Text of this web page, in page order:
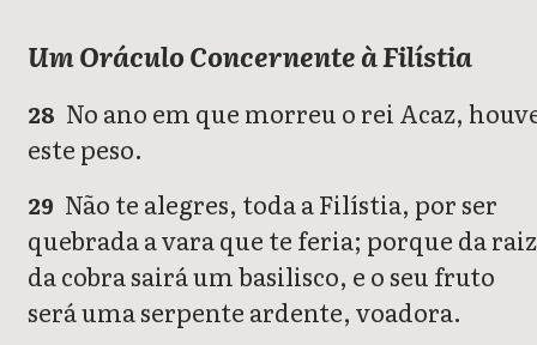
Um Oráculo Concernente à Filístia
28 No ano em que morreu o rei Acaz,
este peso.
29 Não te alegres, toda a Filístia, por ser
quebrada a vara que te feria; porque da raiz
da cobra sairá um basilisco, e o seu fruto
será uma serpente ardente, voadora.